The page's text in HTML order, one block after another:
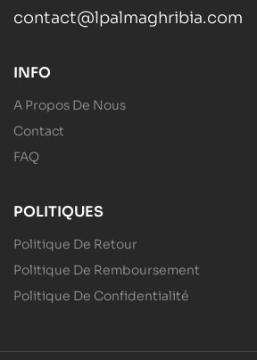
contact@lpalmaghribia.com
INFO
A Propos De Nous
Contact
FAQ
POLITIQUES
Politique De Retour
Politique De Remboursement
Politique De Confidentialité